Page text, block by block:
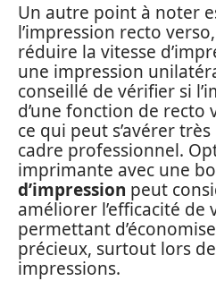
Un autre point à noter
l’impression recto
réduire la vitesse
une impression
conseillé de vérifier si
d’une fonction de
ce qui peut s’avérer
cadre professionnel.
imprimante avec une
d’impression peut
améliorer l’efficacité
permettant
précieux, surtout lors
impressions.